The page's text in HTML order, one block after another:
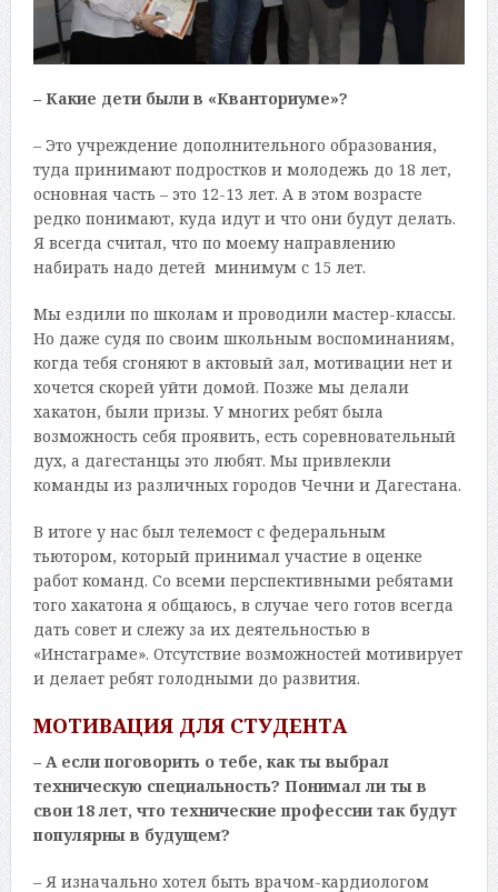
– Какие дети были в «Кванториуме»?
– Это учреждение дополнительного образования,
туда принимают подростков и молодежь до 18 лет,
основная часть – это 12-13 лет. А в этом возрасте
редко понимают, куда идут и что они будут делать.
Я всегда считал, что по моему направлению
набирать надо детей минимум с 15 лет.
Мы ездили по школам и проводили мастер-классы.
Но даже судя по своим школьным воспоминаниям,
когда тебя сгоняют в актовый зал, мотивации нет и
хочется скорей уйти домой. Позже мы делали
хакатон, были призы. У многих ребят была
возможность себя проявить, есть соревновательный
дух, а дагестанцы это любят. Мы привлекли
команды из различных городов Чечни и Дагестана.
В итоге у нас был телемост с федеральным
тьютором, который принимал участие в оценке
работ команд. Со всеми перспективными ребятами
того хакатона я общаюсь, в случае чего готов всегда
дать совет и слежу за их деятельностью в
«Инстаграме». Отсутствие возможностей мотивирует
и делает ребят голодными до развития.
МОТИВАЦИЯ ДЛЯ СТУДЕНТА
– А если поговорить о тебе, как ты выбрал
техническую специальность? Понимал ли ты в
свои 18 лет, что технические профессии так будут
популярны в будущем?
– Я изначально хотел быть врачом-кардиологом